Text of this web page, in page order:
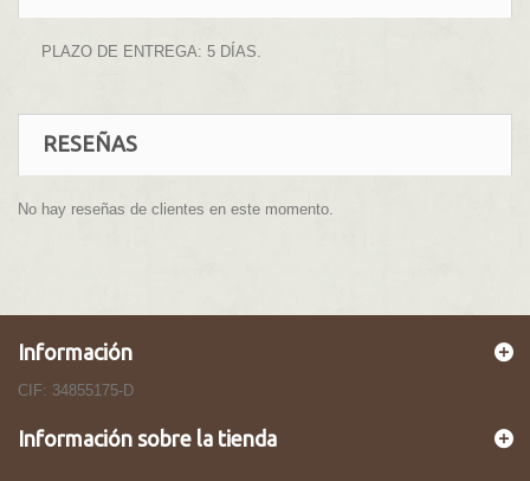
PLAZO DE ENTREGA: 5 DÍAS.
RESEÑAS
No hay reseñas de clientes en este momento.
Información
CIF: 34855175-D
Información sobre la tienda